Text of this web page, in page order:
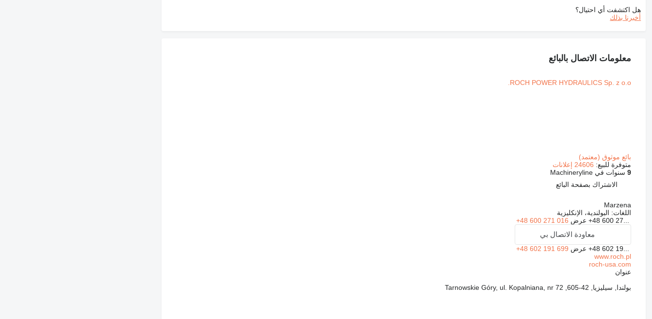
هل اكتشفت أي احتيال؟
أخبرنا بذلك
معلومات الاتصال بالبائع
ROCH POWER HYDRAULICS Sp. z o.o.
بائع موثوق (معتمد)
متوفرة للبيع: 24606 إعلانات
9سنوات في Machineryline
الاشتراك بصفحة البائع
Marzena
اللغات: البولندية، الإنكليزية
+48 600 27... عرض +48 600 271 016
معاودة الاتصال بي
+48 602 19... عرض +48 602 191 699
www.roch.pl
roch-usa.com
عنوان
بولندا, سيليزيا, 42-605, Tarnowskie Góry, ul. Kopalniana, nr 72